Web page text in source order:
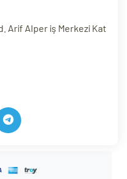
Arif Alper iş Merkezi Kat